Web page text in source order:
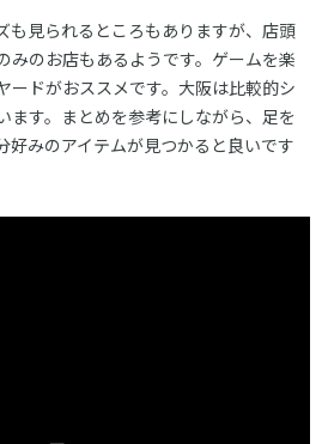
も見られるところもありますが、店頭
みのお店もあるようです。ゲームを楽
ードがおススメです。大阪は比較的シ
ます。まとめを参考にしながら、足を
好みのアイテムが見つかると良いです